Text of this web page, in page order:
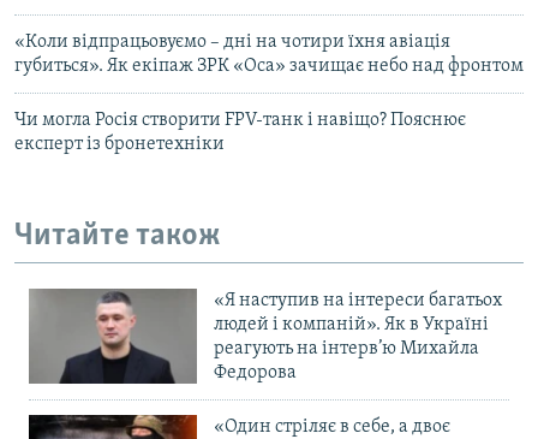
«Коли відпрацьовуємо – дні на чотири їхня авіація
губиться». Як екіпаж ЗРК «Оса» зачищає небо над фронтом
Чи могла Росія створити FPV-танк і навіщо? Пояснює
експерт із бронетехніки
Читайте також
«Я наступив на інтереси багатьох
людей і компаній». Як в Україні
реагують на інтерв’ю Михайла
Федорова
«Один стріляє в себе, а двоє